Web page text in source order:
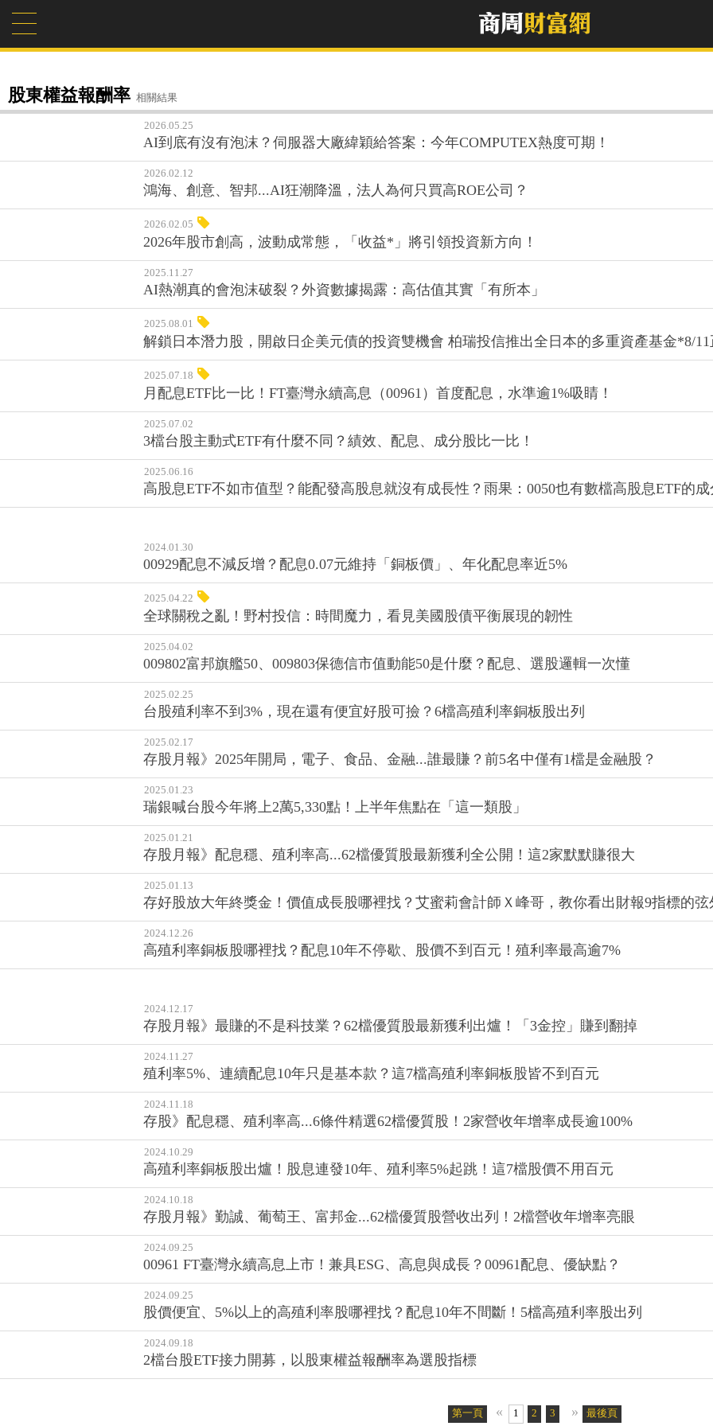
股東權益報酬率 相關結果
2026.05.25
AI到底有沒有泡沫？伺服器大廠緯穎給答案：今年COMPUTEX熱度可期！
2026.02.12
鴻海、創意、智邦...AI狂潮降溫，法人為何只買高ROE公司？
2026.02.05
2026年股市創高，波動成常態，「收益*」將引領投資新方向！
2025.11.27
AI熱潮真的會泡沫破裂？外資數據揭露：高估值其實「有所本」
2025.08.01
解鎖日本潛力股，開啟日企美元債的投資雙機會 柏瑞投信推出全日本的多重資產基金*8/
2025.07.18
月配息ETF比一比！FT臺灣永續高息（00961）首度配息，水準逾1%吸睛！
2025.07.02
3檔台股主動式ETF有什麼不同？績效、配息、成分股比一比！
2025.06.16
高股息ETF不如市值型？能配發高股息就沒有成長性？雨果：0050也有數檔高股息ETF的
2024.01.30
00929配息不減反增？配息0.07元維持「銅板價」、年化配息率近5%
2025.04.22
全球關稅之亂！野村投信：時間魔力，看見美國股債平衡展現的韌性
2025.04.02
009802富邦旗艦50、009803保德信市值動能50是什麼？配息、選股邏輯一次懂
2025.02.25
台股殖利率不到3%，現在還有便宜好股可撿？6檔高殖利率銅板股出列
2025.02.17
存股月報》2025年開局，電子、食品、金融...誰最賺？前5名中僅有1檔是金融股？
2025.01.23
瑞銀喊台股今年將上2萬5,330點！上半年焦點在「這一類股」
2025.01.21
存股月報》配息穩、殖利率高...62檔優質股最新獲利全公開！這2家默默賺很大
2025.01.13
存好股放大年終獎金！價值成長股哪裡找？艾蜜莉會計師Ｘ峰哥，教你看出財報9指標的弦
2024.12.26
高殖利率銅板股哪裡找？配息10年不停歇、股價不到百元！殖利率最高逾7%
2024.12.17
存股月報》最賺的不是科技業？62檔優質股最新獲利出爐！「3金控」賺到翻掉
2024.11.27
殖利率5%、連續配息10年只是基本款？這7檔高殖利率銅板股皆不到百元
2024.11.18
存股》配息穩、殖利率高...6條件精選62檔優質股！2家營收年增率成長逾100%
2024.10.29
高殖利率銅板股出爐！股息連發10年、殖利率5%起跳！這7檔股價不用百元
2024.10.18
存股月報》勤誠、葡萄王、富邦金...62檔優質股營收出列！2檔營收年增率亮眼
2024.09.25
00961 FT臺灣永續高息上市！兼具ESG、高息與成長？00961配息、優缺點？
2024.09.25
股價便宜、5%以上的高殖利率股哪裡找？配息10年不間斷！5檔高殖利率股出列
2024.09.18
2檔台股ETF接力開募，以股東權益報酬率為選股指標
第一頁 « 1 2 3 4 5 6
» 最後頁